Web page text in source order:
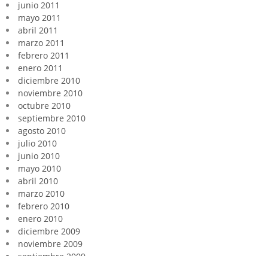
junio 2011
mayo 2011
abril 2011
marzo 2011
febrero 2011
enero 2011
diciembre 2010
noviembre 2010
octubre 2010
septiembre 2010
agosto 2010
julio 2010
junio 2010
mayo 2010
abril 2010
marzo 2010
febrero 2010
enero 2010
diciembre 2009
noviembre 2009